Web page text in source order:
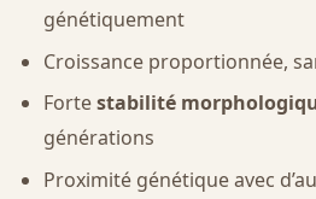
génétiquement
Croissance proportionnée,
Fortestabilité
générations
Proximité génétique avec